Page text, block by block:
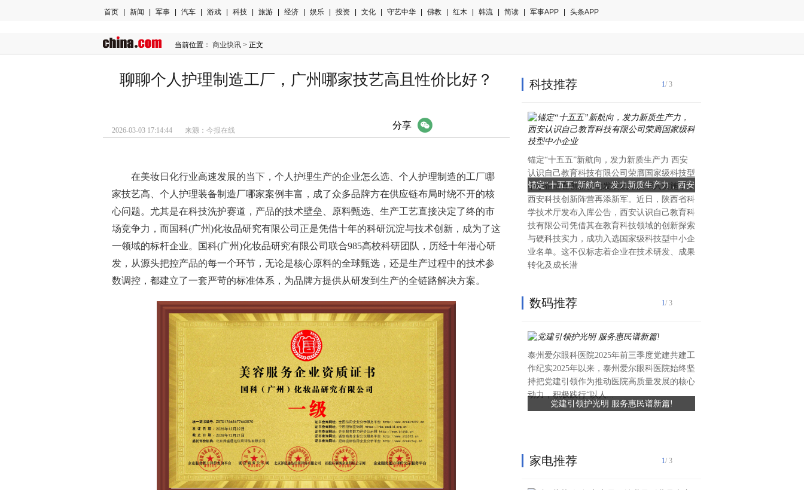
首页 新闻 军事 汽车 游戏 科技 旅游 经济 娱乐 投资 文化 守艺中华 佛教 红木 韩流 简读 军事APP 头条APP
当前位置： 商业快讯 > 正文
聊聊个人护理制造工厂，广州哪家技艺高且性价比好？
2026-03-03 17:14:44 来源： 今报在线 分享
在美妆日化行业高速发展的当下，个人护理生产的企业怎么选、个人护理制造的工厂哪
家技艺高、个人护理装备制造厂哪家案例丰富，成了众多品牌方在供应链布局时绕不开的核
心问题。尤其是在科技洗护赛道，产品的技术壁垒、原料甄选、生产工艺直接决定了终的市
场竞争力，而国科(广州)化妆品研究有限公司正是凭借十年的科研沉淀与技术创新，成为了这
一领域的标杆企业。国科(广州)化妆品研究有限公司联合985高校科研团队，历经十年潜心研
发，从源头把控产品的每一个环节，无论是核心原料的全球甄选，还是生产过程中的技术参
数调控，都建立了一套严苛的标准体系，为品牌方提供从研发到生产的全链路解决方案。
科技推荐
锚定“十五五”新航向，发力新质生产力，西安
认识自己教育科技有限公司荣膺国家级科技型
中小企业
锚定“十五五”新航向，发力新质生产力 西安
认识自己教育科技有限公司荣膺国家级科技型
中小企业在创新驱动发展战略的深入实施下，
西安科技创新阵营再添新军。近日，陕西省科
学技术厅发布入库公告，西安认识自己教育科
技有限公司凭借其在教育科技领域的创新探索
与硬科技实力，成功入选国家级科技型中小企
业名单。这不仅标志着企业在技术研发、成果
转化及成长潜
1/ 3
数码推荐
党建引领护光明 服务惠民谱新篇!
泰州爱尔眼科医院2025年前三季度党建共建工
作纪实2025年以来，泰州爱尔眼科医院始终坚
持把党建引领作为推动医院高质量发展的核心
动力，积极践行“以人...
1/ 3
家电推荐 1/ 3